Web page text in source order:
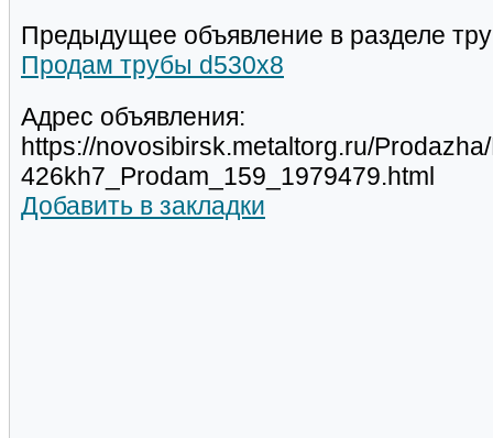
Предыдущее объявление в разделе
Продам трубы d530х8
Адрес объявления:
https://novosibirsk.metaltorg.ru/
426kh7_Prodam_159_1979479.html
Добавить в закладки